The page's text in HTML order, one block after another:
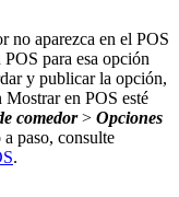
no aparezca en el POS
para esa opción
y publicar la opción,
en POS esté
comedor> Opciones
paso, consulte
.